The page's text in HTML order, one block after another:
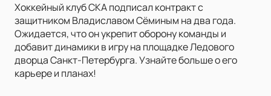
Хоккейный клуб СКА подписал контракт с
защитником Владиславом Сёминым на два года.
Ожидается, что он укрепит оборону команды и
добавит динамики в игру на площадке Ледового
дворца Санкт-Петербурга. Узнайте больше о его
карьере и планах!